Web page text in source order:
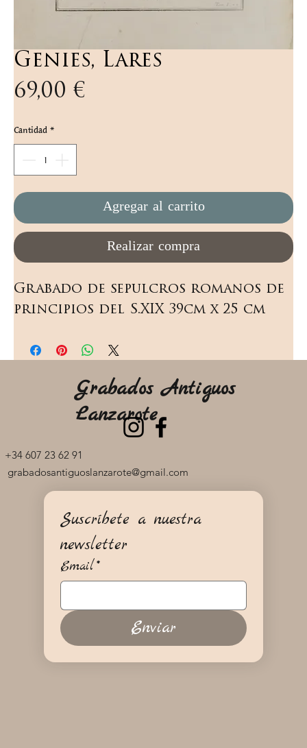
Genies, Lares
69,00 €
Cantidad*
Agregar al carrito
Realizar compra
Grabado de sepulcros romanos de
principios del S.XIX 39cm x 25 cm
+34 607 23 62 91
grabadosantiguoslanzarote@gmail.com
Grabados Antiguos
Lanzarote
Suscríbete a nuestra
newsletter
Email*
Enviar